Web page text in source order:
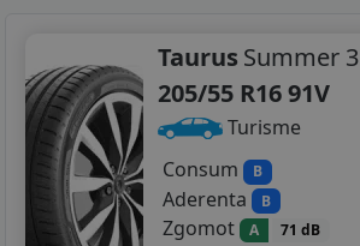
Taurus Summer 3
205/55 R16 91V
Turisme
Consum
B
Aderenta B
Zgomot A 71 dB